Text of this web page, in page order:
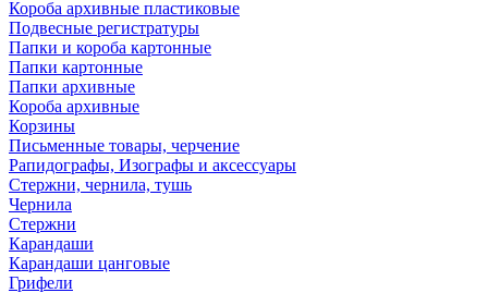
Короба архивные пластиковые
Подвесные регистратуры
Папки и короба картонные
Папки картонные
Папки архивные
Короба архивные
Корзины
Письменные товары, черчение
Рапидографы, Изографы и аксессуары
Стержни, чернила, тушь
Чернила
Стержни
Карандаши
Карандаши цанговые
Грифели